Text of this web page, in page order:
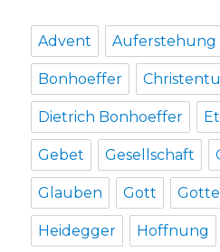
Advent Auferstehung
Bonhoeffer
Dietrich Bonhoeffer
Gebet Gesellschaft
Glauben Gott
Heidegger Hoffnung